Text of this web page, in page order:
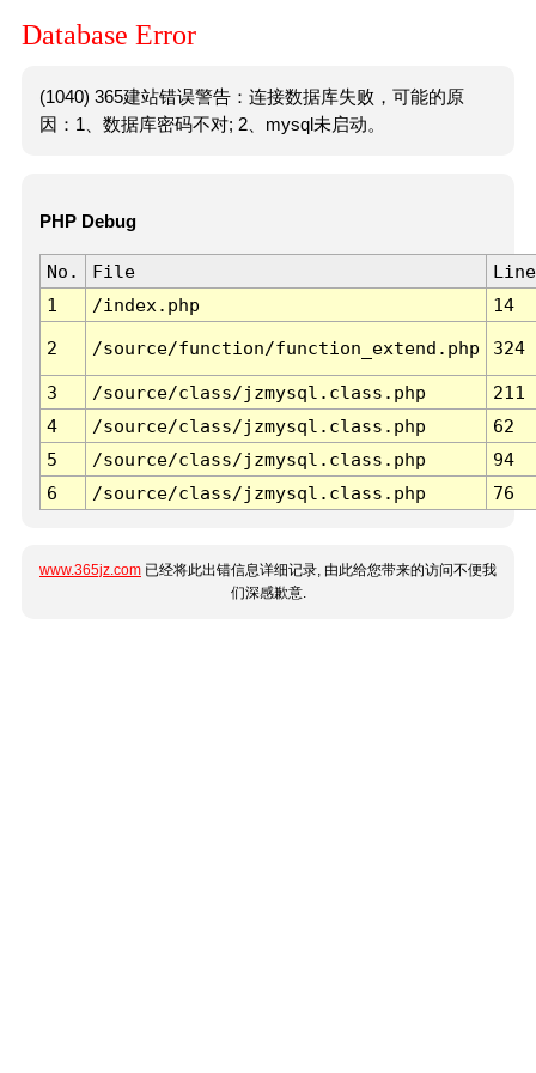
Database Error
(1040) 365建站错误警告：连接数据库失败，可能的原
因：1、数据库密码不对; 2、mysql未启动。
PHP Debug
No. File
Line
1
/index.php 14
2 /source/function/function_extend.php 324
3 /source/class/jzmysql.class.php
211
4
/source/class/jzmysql.class.php
62
5
/source/class/jzmysql.class.php
94
6
/source/class/jzmysql.class.php 76
www.365jz.com 已经将此出错信息详细记录, 由此给您带来的访问不便我
们深感歉意.